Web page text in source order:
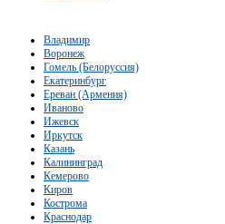
Владимир
Воронеж
Гомель (Белоруссия)
Екатеринбург
Ереван (Армения)
Иваново
Ижевск
Иркутск
Казань
Калининград
Кемерово
Киров
Кострома
Краснодар